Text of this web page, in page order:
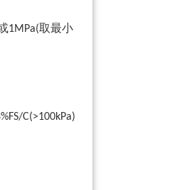
1MPa(取最小
C(>100kPa)